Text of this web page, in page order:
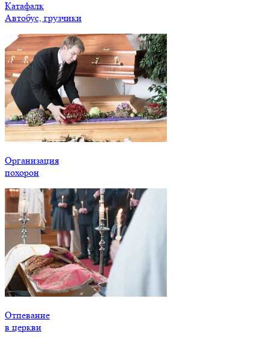
Катафалк
Автобус, грузчики
Организация
похорон
Отпевание
в церкви